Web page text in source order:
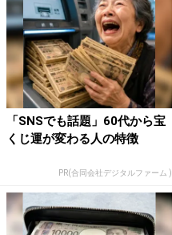
「SNSでも話題」60代から宝
くじ運が変わる人の特徴
PR(合同会社デジタルファーム )